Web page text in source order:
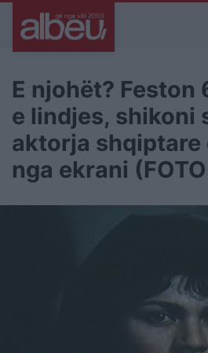
E njohët?
e lindjes, shikoni
aktorja shqiptare
nga ekrani